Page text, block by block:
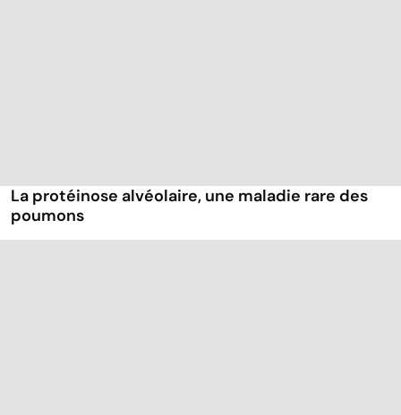
La protéinose alvéolaire, une maladie rare des
poumons